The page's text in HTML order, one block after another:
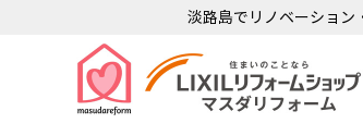
淡路島でリノベーション